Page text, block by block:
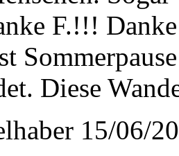
F.!!!
Diese
15/06/